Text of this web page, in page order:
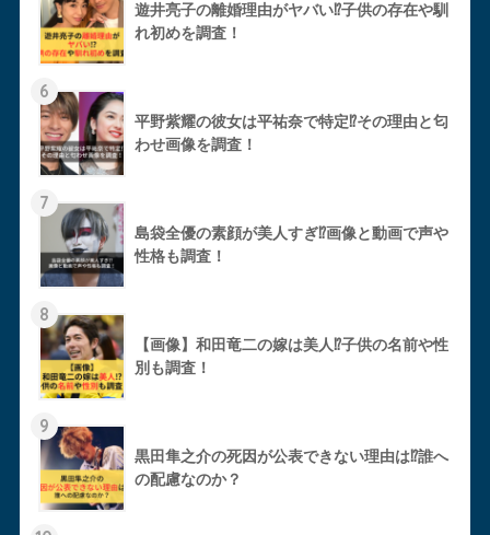
遊井亮子の離婚理由がヤバい⁉︎子供の存在や馴
れ初めを調査！
6
平野紫耀の彼女は平祐奈で特定⁉︎その理由と匂
わせ画像を調査！
7
島袋全優の素顔が美人すぎ⁉︎画像と動画で声や
性格も調査！
8
【画像】和田竜二の嫁は美人⁉︎子供の名前や性
別も調査！
9
黒田隼之介の死因が公表できない理由は⁉︎誰へ
の配慮なのか？